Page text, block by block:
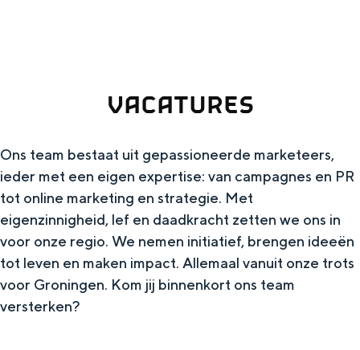
VOOR ONDERNEMERS
Bedrijfsvermelding Visit Groningen
Toolkits
Beeldbank
VACATURES
Ons team bestaat uit gepassioneerde marketeers,
ieder met een eigen expertise: van campagnes en PR
tot online marketing en strategie. Met
eigenzinnigheid, lef en daadkracht zetten we ons in
voor onze regio. We nemen initiatief, brengen ideeën
tot leven en maken impact. Allemaal vanuit onze trots
voor Groningen. Kom jij binnenkort ons team
versterken?